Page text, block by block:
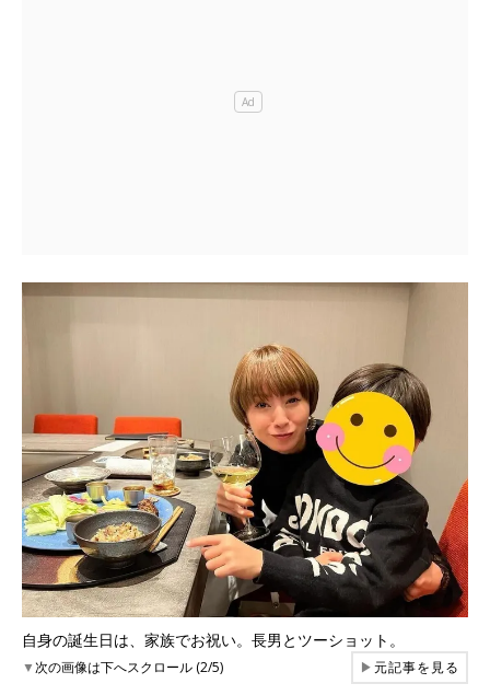
自身の誕生日は、家族でお祝い。長男とツーショット。
▼次の画像は下へスクロール (2/5) ▶元記事を見る